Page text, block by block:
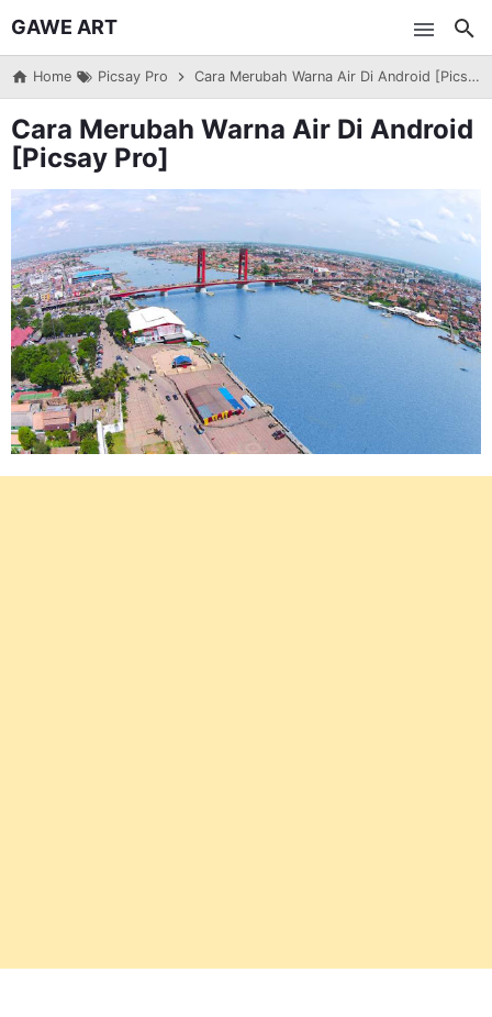
GAWE ART
Home Picsay Pro Cara Merubah Warna Air Di Android [Picsay Pro]
Cara Merubah Warna Air Di Android
[Picsay Pro]